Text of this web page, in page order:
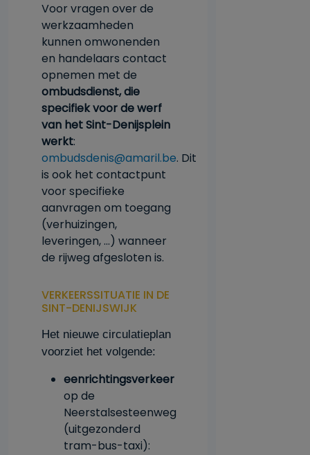
Voor vragen over de
werkzaamheden
kunnen omwonenden
en handelaars contact
opnemen met de
ombudsdienst, die
specifiek voor de werf
van het Sint-Denijsplein
werkt:
ombudsdenis@amaril.be. Dit
is ook het contactpunt
voor specifieke
aanvragen om toegang
(verhuizingen,
leveringen, ...) wanneer
de rijweg afgesloten is.
VERKEERSSITUATIE IN DE
SINT-DENIJSWIJK
Het nieuwe circulatieplan
voorziet het volgende:
eenrichtingsverkeer
op de
Neerstalsesteenweg
(uitgezonderd
tram-bus-taxi):